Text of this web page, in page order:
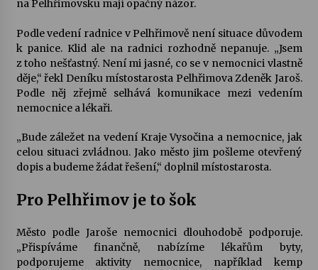
Votavžatský ploty
23. 7. 2026
Letní koncerty ve Stromovce: Rufus Miller
22. 7. 2026
Vysočinka
17. 7. 2026
14. 7. 2026
na Pelhřimovsku mají opačný názor.
Podle vedení radnice v Pelhřimově není situace důvodem
k panice. Klid ale na radnici rozhodně nepanuje. „Jsem
z toho nešťastný. Není mi jasné, co se v nemocnici vlastně
děje,“ řekl Deníku místostarosta Pelhřimova Zdeněk Jaroš.
Podle něj zřejmě selhává komunikace mezi vedením
nemocnice a lékaři.
„Bude záležet na vedení Kraje Vysočina a nemocnice, jak
celou situaci zvládnou. Jako město jim pošleme otevřený
dopis a budeme žádat řešení,“ doplnil místostarosta.
Pro Pelhřimov je to šok
Město podle Jaroše nemocnici dlouhodobě podporuje.
„Přispíváme finančně, nabízíme lékařům byty,
podporujeme aktivity nemocnice, například kemp